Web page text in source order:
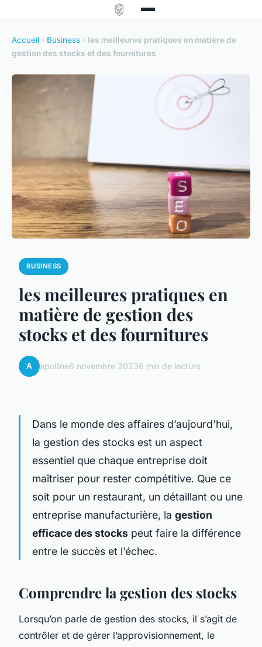
Accueil › Business › les meilleures pratiques en matière de
gestion des stocks et des fournitures
BUSINESS
les meilleures pratiques en
matière de gestion des
stocks et des fournitures
A apolline6 novembre 20236 min de lecture
Dans le monde des affaires d’aujourd’hui,
la gestion des stocks est un aspect
essentiel que chaque entreprise doit
maîtriser pour rester compétitive. Que ce
soit pour un restaurant, un détaillant ou une
entreprise manufacturière, la gestion
efficace des stocks peut faire la différence
entre le succès et l’échec.
Comprendre la gestion des stocks
Lorsqu’on parle de gestion des stocks, il s’agit de
contrôler et de gérer l’approvisionnement, le